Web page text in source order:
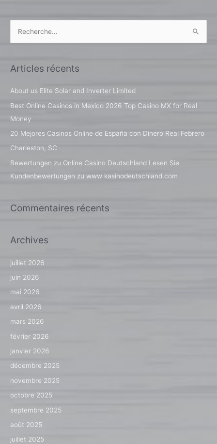
h
e
r
:
Articles récents
About us Elite Solar and Inverter Limited
Best Online Casinos in Mexico 2026 Top Casino MX for Real
Money
20 Mejores Casinos Online de España con Dinero Real Febrero
Charleston, SC
Bewertungen zu Online Casino Deutschland Lesen Sie
Kundenbewertungen zu www kasinodeutschland.com
Commentaires récents
Archives
juillet 2026
juin 2026
mai 2026
avril 2026
mars 2026
février 2026
janvier 2026
décembre 2025
novembre 2025
octobre 2025
septembre 2025
août 2025
juillet 2025